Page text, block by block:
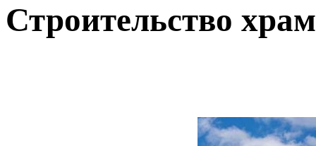
Строительство